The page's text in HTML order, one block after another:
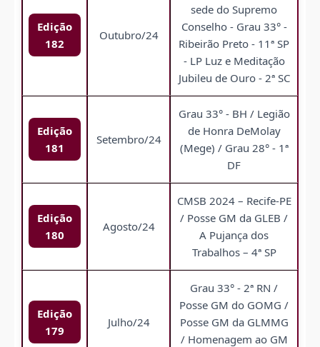
Edição
182
Outubro/24
sede do Supremo
Conselho - Grau 33° -
Ribeirão Preto - 11ª SP
- LP Luz e Meditação
Jubileu de Ouro - 2ª SC
Edição
181
Setembro/24
Grau 33° - BH / Legião
de Honra DeMolay
(Mege) / Grau 28° - 1ª
DF
Edição
180
Agosto/24
CMSB 2024 – Recife-PE
/ Posse GM da GLEB /
A Pujança dos
Trabalhos – 4ª SP
Edição
179
Julho/24
Grau 33° - 2ª RN /
Posse GM do GOMG /
Posse GM da GLMMG
/ Homenagem ao GM